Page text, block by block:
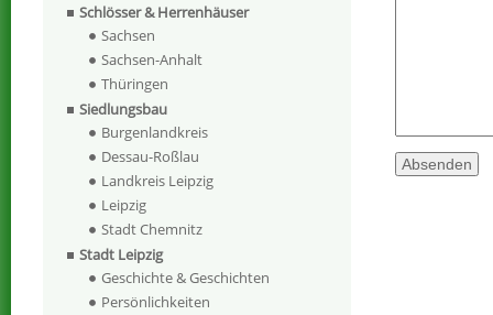
Schlösser & Herrenhäuser
Sachsen
Sachsen-Anhalt
Thüringen
Siedlungsbau
Burgenlandkreis
Dessau-Roßlau
Landkreis Leipzig
Leipzig
Stadt Chemnitz
Stadt Leipzig
Geschichte & Geschichten
Persönlichkeiten